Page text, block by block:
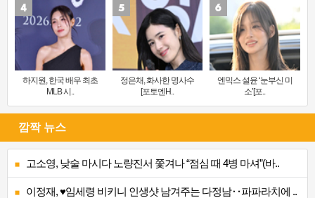
하지원, 한국 배우 최초
MLB 시..
정은채, 화사한 명사수
[포토엔H..
엔믹스 설윤 ‘눈부신 미
소’[포..
깜짝 뉴스
고소영, 낮술 마시다 노량진서 쫓겨나 “점심 때 4병 마셔”(바..
이정재, ♥임세령 비키니 인생샷 남겨주는 다정남‥파파라치에 ..